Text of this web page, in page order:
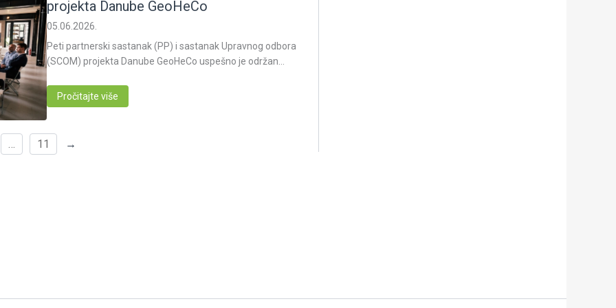
projekta Danube GeoHeCo
05.06.2026.
Peti partnerski sastanak (PP) i sastanak Upravnog odbora
(SCOM) projekta Danube GeoHeCo uspešno je održan…
Pročitajte više
… 11 →